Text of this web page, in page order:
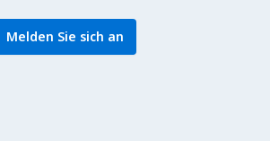
Melden Sie sich an